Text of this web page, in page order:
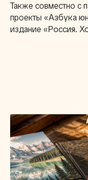
Также совместно с
проекты «Азбука
издание «Россия.